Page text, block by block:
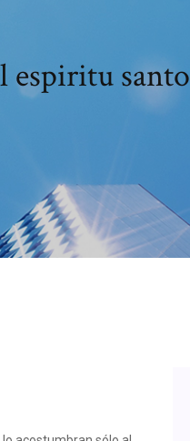
espiritu